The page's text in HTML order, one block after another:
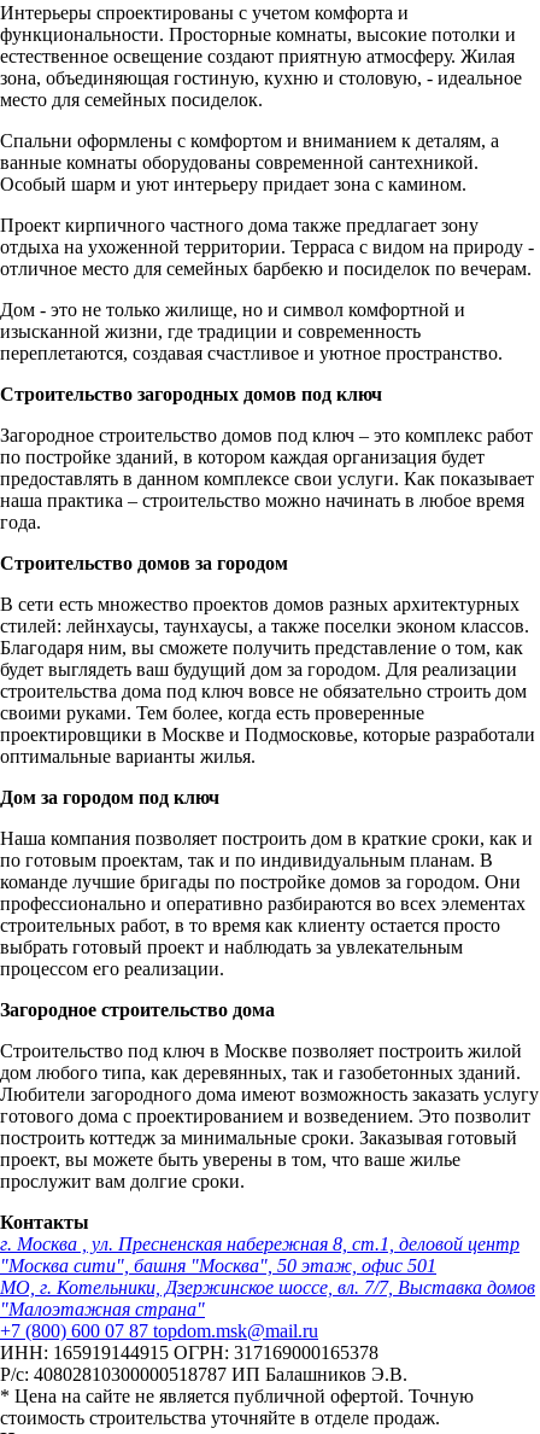
Интерьеры спроектированы с учетом комфорта и
функциональности. Просторные комнаты, высокие потолки и
естественное освещение создают приятную атмосферу. Жилая
зона, объединяющая гостиную, кухню и столовую, - идеальное
место для семейных посиделок.
Спальни оформлены с комфортом и вниманием к деталям, а
ванные комнаты оборудованы современной сантехникой.
Особый шарм и уют интерьеру придает зона с камином.
Проект кирпичного частного дома также предлагает зону
отдыха на ухоженной территории. Терраса с видом на природу -
отличное место для семейных барбекю и посиделок по вечерам.
Дом - это не только жилище, но и символ комфортной и
изысканной жизни, где традиции и современность
переплетаются, создавая счастливое и уютное пространство.
Строительство загородных домов под ключ
Загородное строительство домов под ключ – это комплекс работ
по постройке зданий, в котором каждая организация будет
предоставлять в данном комплексе свои услуги. Как показывает
наша практика – строительство можно начинать в любое время
года.
Строительство домов за городом
В сети есть множество проектов домов разных архитектурных
стилей: лейнхаусы, таунхаусы, а также поселки эконом классов.
Благодаря ним, вы сможете получить представление о том, как
будет выглядеть ваш будущий дом за городом. Для реализации
строительства дома под ключ вовсе не обязательно строить дом
своими руками. Тем более, когда есть проверенные
проектировщики в Москве и Подмосковье, которые разработали
оптимальные варианты жилья.
Дом за городом под ключ
Наша компания позволяет построить дом в краткие сроки, как и
по готовым проектам, так и по индивидуальным планам. В
команде лучшие бригады по постройке домов за городом. Они
профессионально и оперативно разбираются во всех элементах
строительных работ, в то время как клиенту остается просто
выбрать готовый проект и наблюдать за увлекательным
процессом его реализации.
Загородное строительство дома
Строительство под ключ в Москве позволяет построить жилой
дом любого типа, как деревянных, так и газобетонных зданий.
Любители загородного дома имеют возможность заказать услугу
готового дома с проектированием и возведением. Это позволит
построить коттедж за минимальные сроки. Заказывая готовый
проект, вы можете быть уверены в том, что ваше жилье
прослужит вам долгие сроки.
Контакты
г. Москва , ул. Пресненская набережная 8, ст.1, деловой центр
"Москва сити", башня "Москва", 50 этаж, офис 501
МО, г. Котельники, Дзержинское шоссе, вл. 7/7, Выставка домов
"Малоэтажная страна"
+7 (800) 600 07 87 topdom.msk@mail.ru
ИНН: 165919144915 ОГРН: 317169000165378
Р/с: 40802810300000518787 ИП Балашников Э.В.
* Цена на сайте не является публичной офертой. Точную
стоимость строительства уточняйте в отделе продаж.